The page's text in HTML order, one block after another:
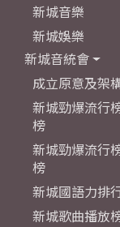
新城音樂
新城娛樂
新城音統會
成立原意及架
新城勁爆流行
榜
新城勁爆流行
榜
新城國語力排
新城歌曲播放